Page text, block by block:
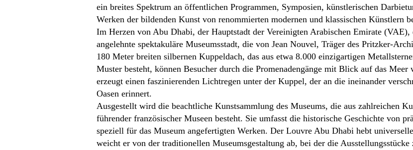
ein breites Spektrum an öffentlichen Programmen, Symposien, künstlerischen
Werken der bildenden Kunst von renommierten modernen und klassischen Künstlern
Im Herzen von Abu Dhabi, der Hauptstadt der Vereinigten Arabischen Emirate (VAE),
angelehnte spektakuläre Museumsstadt, die von Jean Nouvel, Träger des Pritzker-
180 Meter breiten silbernen Kuppeldach, das aus etwa 8.000 einzigartigen
Muster besteht, können Besucher durch die Promenadengänge mit Blick auf das
erzeugt einen faszinierenden Lichtregen unter der Kuppel, der an die ineinander
Oasen erinnert.
Ausgestellt wird die beachtliche Kunstsammlung des Museums, die aus zahlreichen
führender französischer Museen besteht. Sie umfasst die historische Geschichte von
speziell für das Museum angefertigten Werken. Der Louvre Abu Dhabi hebt
weicht er von der traditionellen Museumsgestaltung ab, bei der die